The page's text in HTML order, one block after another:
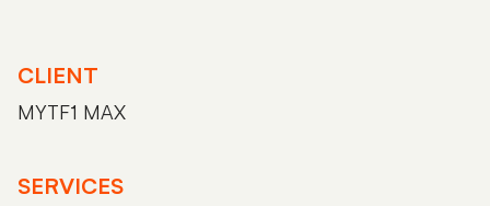
CLIENT
MYTF1 MAX
SERVICES